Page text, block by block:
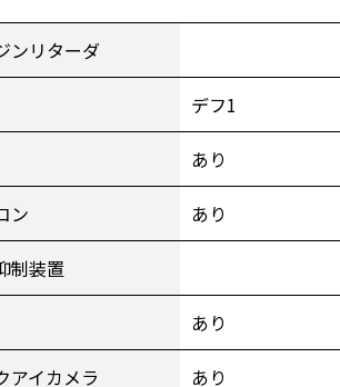
ンリターダ
デフ1
あり
ン あり
制装置
あり
アイカメラ あり